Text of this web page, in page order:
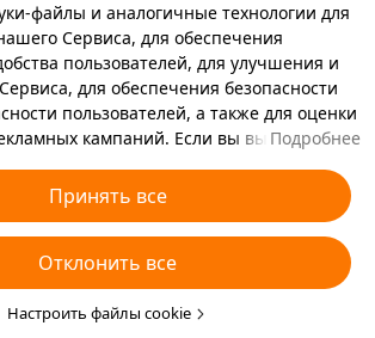
файлы и аналогичные технологии для
Сервиса, для обеспечения
пользователей, для улучшения и
для обеспечения безопасности
пользователей, а также для оценки
кампаний. Если вы выбираете
будем хранить куки-файлы и
технологии на вашем
целях. Вы также можете выбрать
отклонить все необязательные
какие типы куки-файлов
или отклонить. Для этого нажмите
Подробнее
Принять все
Отклонить все
Настроить файлы cookie